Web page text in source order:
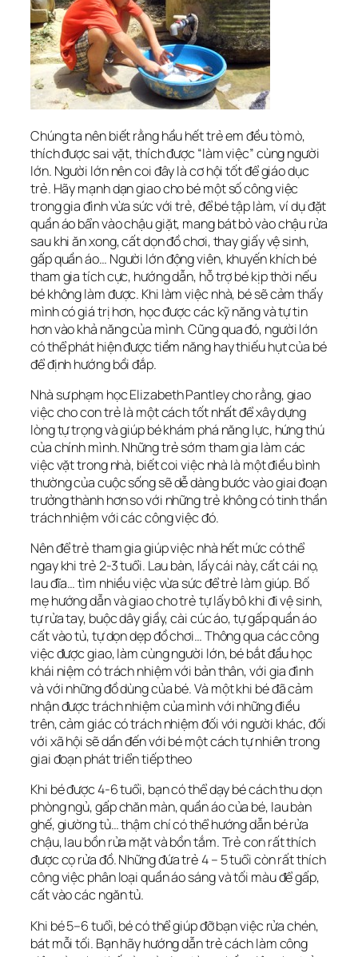
Chúng ta nên biết rằng hầu hết trẻ em đều tò mò,
thích được sai vặt, thích được “làm việc” cùng người
lớn. Người lớn nên coi đây là cơ hội tốt để giáo dục
trẻ. Hãy mạnh dạn giao cho bé một số công việc
trong gia đình vừa sức với trẻ, để bé tập làm, ví dụ đặt
quần áo bẩn vào chậu giặt, mang bát bỏ vào chậu rửa
sau khi ăn xong, cất dọn đồ chơi, thay giấy vệ sinh,
gấp quần áo… Người lớn động viên, khuyến khích bé
tham gia tích cực, hướng dẫn, hỗ trợ bé kịp thời nếu
bé không làm được. Khi làm việc nhà, bé sẽ cảm thấy
mình có giá trị hơn, học được các kỹ năng và tự tin
hơn vào khả năng của mình. Cũng qua đó, người lớn
có thể phát hiện được tiềm năng hay thiếu hụt của bé
để định hướng bồi đắp.
Nhà sư phạm học Elizabeth Pantley cho rằng, giao
việc cho con trẻ là một cách tốt nhất để xây dựng
lòng tự trọng và giúp bé khám phá năng lực, hứng thú
của chính mình. Những trẻ sớm tham gia làm các
việc vặt trong nhà, biết coi việc nhà là một điều bình
thường của cuộc sống sẽ dễ dàng bước vào giai đoạn
trưởng thành hơn so với những trẻ không có tinh thần
trách nhiệm với các công việc đó.
Nên để trẻ tham gia giúp việc nhà hết mức có thể
ngay khi trẻ 2-3 tuổi. Lau bàn, lấy cái này, cất cái nọ,
lau đĩa… tìm nhiều việc vừa sức để trẻ làm giúp. Bố
mẹ hướng dẫn và giao cho trẻ tự lấy bô khi đi vệ sinh,
tự rửa tay, buộc dây giầy, cài cúc áo, tự gấp quần áo
cất vào tủ, tự dọn dẹp đồ chơi… Thông qua các công
việc được giao, làm cùng người lớn, bé bắt đầu học
khái niệm có trách nhiệm với bản thân, với gia đình
và với những đồ dùng của bé. Và một khi bé đã cảm
nhận được trách nhiệm của mình với những điều
trên, cảm giác có trách nhiệm đối với người khác, đối
với xã hội sẽ dần đến với bé một cách tự nhiên trong
giai đoạn phát triển tiếp theo
Khi bé được 4-6 tuổi, bạn có thể dạy bé cách thu dọn
phòng ngủ, gấp chăn màn, quần áo của bé, lau bàn
ghế, giường tủ… thậm chí có thể hướng dẫn bé rửa
chậu, lau bồn rửa mặt và bồn tắm. Trẻ con rất thích
được cọ rửa đồ. Những đứa trẻ 4 – 5 tuổi còn rất thích
công việc phân loại quần áo sáng và tối màu để gấp,
cất vào các ngăn tủ.
Khi bé 5–6 tuổi, bé có thể giúp đỡ bạn việc rửa chén,
bát mỗi tối. Bạn hãy hướng dẫn trẻ cách làm công